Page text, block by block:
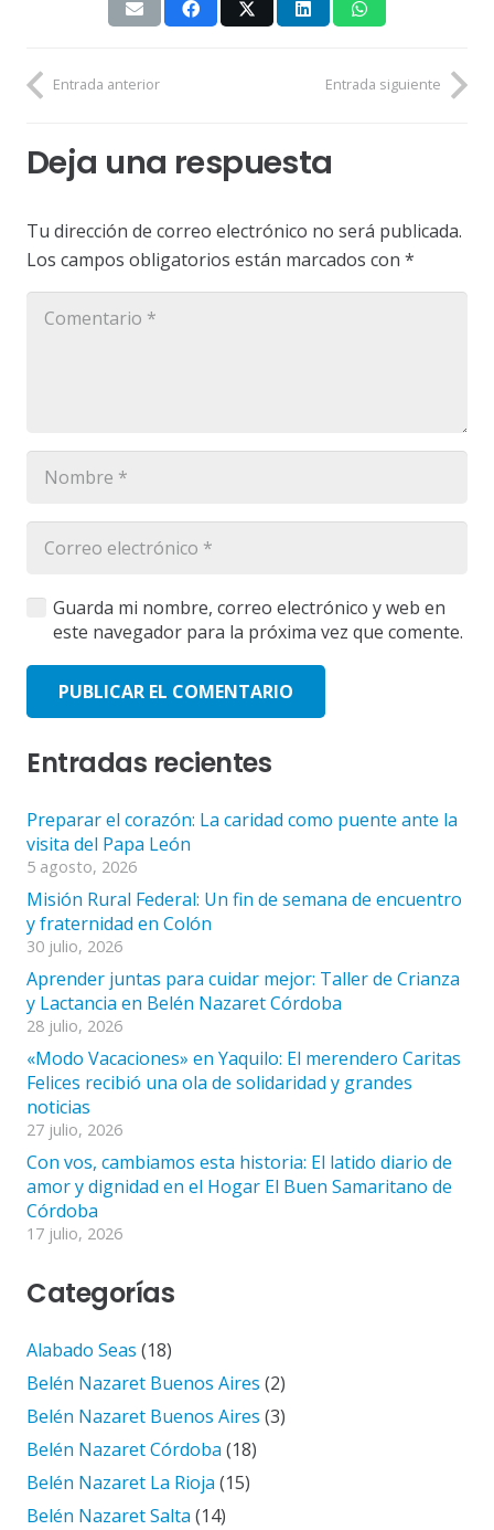
Entrada anterior Entrada siguiente
Deja una respuesta
Tu dirección de correo electrónico no será publicada.
Los campos obligatorios están marcados con *
Guarda mi nombre, correo electrónico y web en
este navegador para la próxima vez que comente.
PUBLICAR EL COMENTARIO
Entradas recientes
Preparar el corazón: La caridad como puente ante la
visita del Papa León
5 agosto, 2026
Misión Rural Federal: Un fin de semana de encuentro
y fraternidad en Colón
30 julio, 2026
Aprender juntas para cuidar mejor: Taller de Crianza
y Lactancia en Belén Nazaret Córdoba
28 julio, 2026
«Modo Vacaciones» en Yaquilo: El merendero Caritas
Felices recibió una ola de solidaridad y grandes
noticias
27 julio, 2026
Con vos, cambiamos esta historia: El latido diario de
amor y dignidad en el Hogar El Buen Samaritano de
Córdoba
17 julio, 2026
Categorías
Alabado Seas (18)
Belén Nazaret Buenos Aires (2)
Belén Nazaret Buenos Aires (3)
Belén Nazaret Córdoba (18)
Belén Nazaret La Rioja (15)
Belén Nazaret Salta (14)